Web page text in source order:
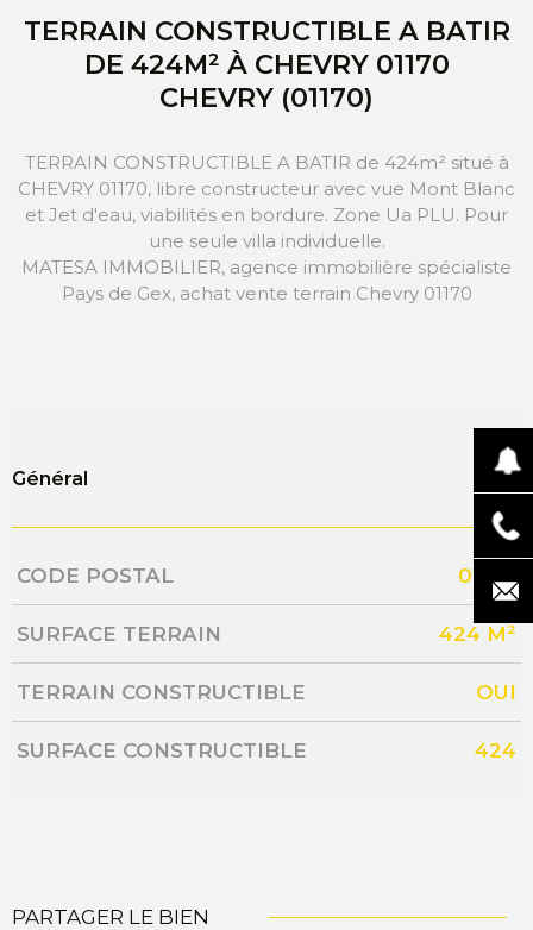
TERRAIN CONSTRUCTIBLE A BATIR
DE 424M² À CHEVRY 01170
CHEVRY (01170)
TERRAIN CONSTRUCTIBLE A BATIR de 424m² situé à
CHEVRY 01170, libre constructeur avec vue Mont Blanc
et Jet d'eau, viabilités en bordure. Zone Ua PLU. Pour
une seule villa individuelle.
MATESA IMMOBILIER, agence immobilière spécialiste
Pays de Gex, achat vente terrain Chevry 01170
Général
Caractérisque Valeurs
CODE POSTAL 01170
SURFACE TERRAIN 424 M²
TERRAIN CONSTRUCTIBLE OUI
SURFACE CONSTRUCTIBLE 424
PARTAGER LE BIEN